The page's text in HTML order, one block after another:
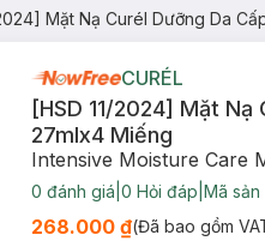
Mặt Nạ Curél Dưỡng Da
CURÉL
[HSD 11/2024] Mặt
27mlx4 Miếng
Intensive Moisture Care
0 đánh giá 0 Hỏi đáp Mã sản
268.000 ₫(Đã bao gồm